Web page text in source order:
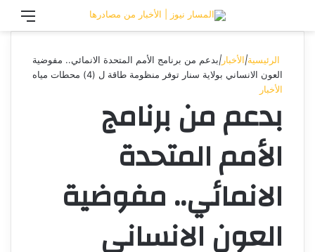
تسجيل الدخول
الرئيسية|الأخبار |بدعم من برنامج الأمم المتحدة الانمائي.. مفوضية
العون الانساني بولاية سنار توفر منظومة طاقة ل (4) محطات مياه
الأخبار
بدعم من برنامج
الأمم المتحدة
الانمائي.. مفوضية
العون الانساني